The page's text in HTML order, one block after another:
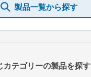
製品一覧から探す
カテゴリーの製品を探す